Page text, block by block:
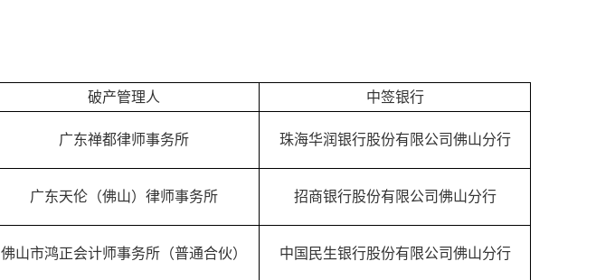
破产管理人 中签银行
广东禅都律师事务所 珠海华润银行股份有限公司佛山分行
广东天伦（佛山）律师事务所 招商银行股份有限公司佛山分行
佛山市鸿正会计师事务所（普通合伙） 中国民生银行股份有限公司佛山分行